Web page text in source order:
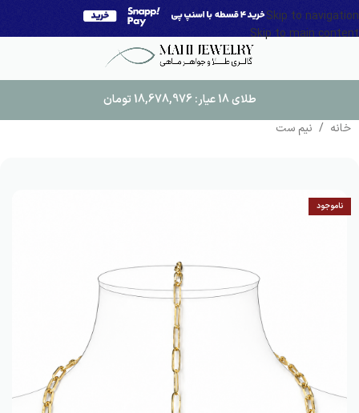
Skip to navigation
Skip to main content
طلای 18 عیار: 18,678,976 تومان
خانه / نیم ست
ناموجود